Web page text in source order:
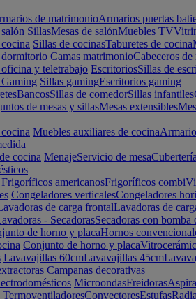
de matrimonioArmarios puertas
SillasMesas de salónMuebles TV
Sillas de cocinasTaburetes de cocina
Camas matrimonioCabeceros
y teletrabajo EscritoriosSillas de
Sillas gamingEscritorios gaming
BancosSillas de comedorSillas infantiles
de mesas y sillasMesas extensibles
Muebles auxiliares de cocina
cocina MenajeServicio de mesaCubertería
Frigoríficos americanosFrigoríficos combi
Congeladores verticalesCongeladores
de carga frontalLavadoras de
- SecadorasSecadoras con bomba
de horno y placaHornos
Conjunto de horno y placa
Lavavajillas 60cmLavavajillas 45cm
Campanas decorativas
MicroondasFreidoras
TermoventiladoresConvectoresEstufas